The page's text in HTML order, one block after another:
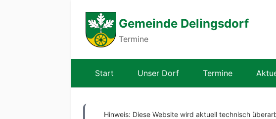
Gemeinde Delingsdorf
Termine
Start Unser Dorf Termine
Hinweis: Diese Website wird aktuell technisch